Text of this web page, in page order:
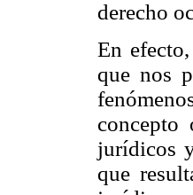
derecho
En
que nos
concepto
jurídicos
que